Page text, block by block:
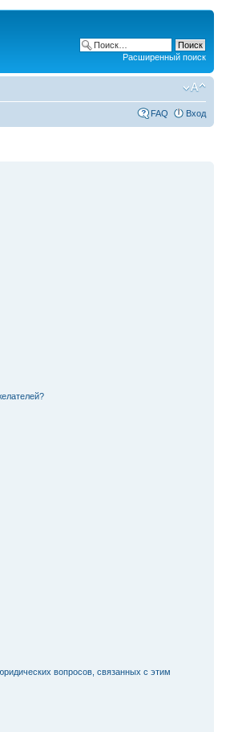
Расширенный поиск
FAQ Вход
вопросов, связанных с этим